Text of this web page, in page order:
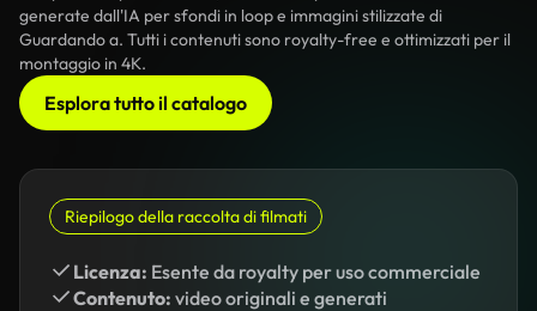
generate dall'IA per sfondi in loop e immagini stilizzate di
Guardando a. Tutti i contenuti sono royalty-free e ottimizzati per il
montaggio in 4K.
Esplora tutto il catalogo
Riepilogo della raccolta di filmati
Licenza: Esente da royalty per uso commerciale
Contenuto: video originali e generati